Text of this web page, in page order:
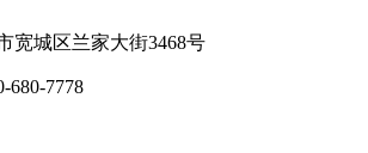
宽城区兰家大街3468号
680-7778